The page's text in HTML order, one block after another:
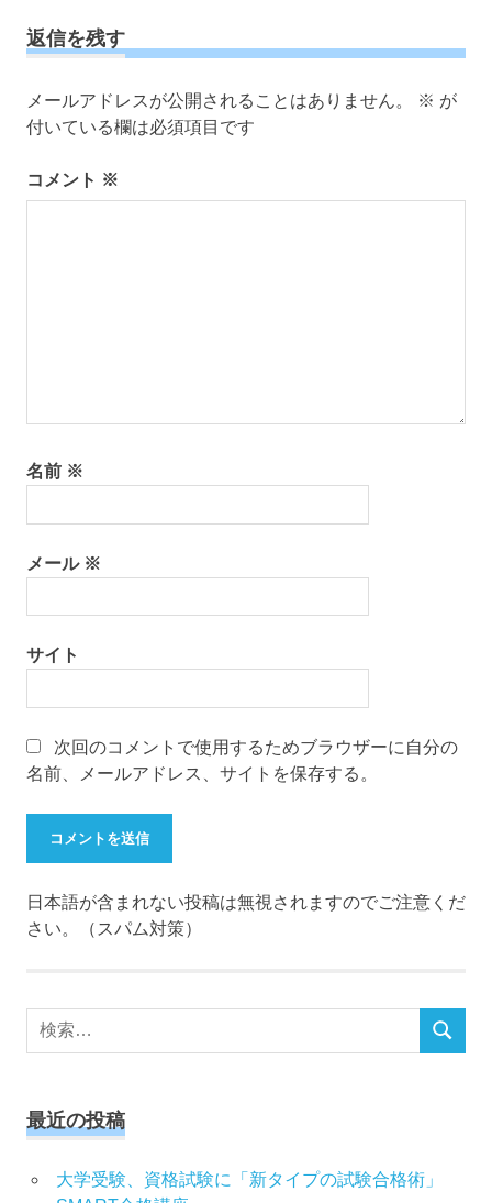
ビ
ゲ
ー
シ
ン
事:
返信を残す
メールアドレスが公開されることはありません。 ※ が
付いている欄は必須項目です
コメント ※
名前 ※
メール ※
サイト
次回のコメントで使用するためブラウザーに自分の
名前、メールアドレス、サイトを保存する。
日本語が含まれない投稿は無視されますのでご注意くだ
さい。（スパム対策）
検
検
最近の投稿
大学受験、資格試験に「新タイプの試験合格術」